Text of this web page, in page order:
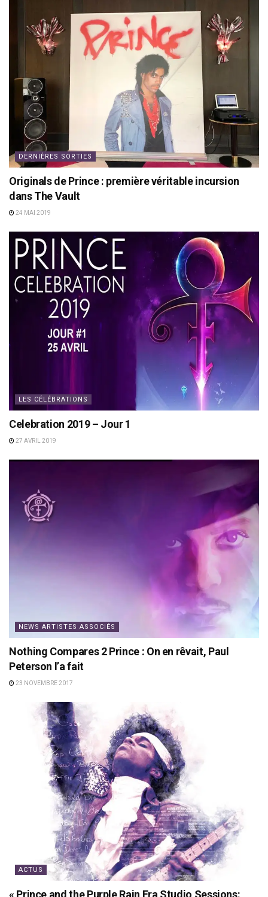
DERNIÈRES SORTIES
Originals de Prince : première véritable incursion
dans The Vault
24 MAI 2019
LES CÉLÉBRATIONS
Celebration 2019 – Jour 1
27 AVRIL 2019
NEWS ARTISTES ASSOCIÉS
Nothing Compares 2 Prince : On en rêvait, Paul
Peterson l’a fait
23 NOVEMBRE 2017
ACTUS
« Prince and the Purple Rain Era Studio Sessions: